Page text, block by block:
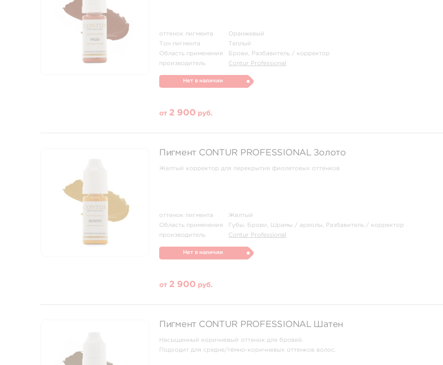
оттенок пигмента
Оранжевый
Тон пигмента
Теплый
Область применения
Брови, Разбавитель / корректор
производитель
Contur Professional
Нет в наличии
от 2 900 руб.
Пигмент CONTUR‌ ‌PROFESSIONAL Золото
Желтый корректор для перекрытия фиолетовых оттенков
оттенок пигмента
Желтый
Область применения
Губы, Брови, Шрамы / ареолы, Разбавитель / корректор
производитель
Contur Professional
Нет в наличии
от 2 900 руб.
Пигмент CONTUR‌ ‌PROFESSIONAL Шатен
Насыщенный коричневый оттенок для бровей.
Подходит для средне/тёмно-коричневых оттенков волос.